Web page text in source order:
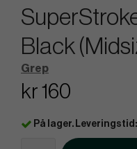
Black
Grep
kr 160
På lager.